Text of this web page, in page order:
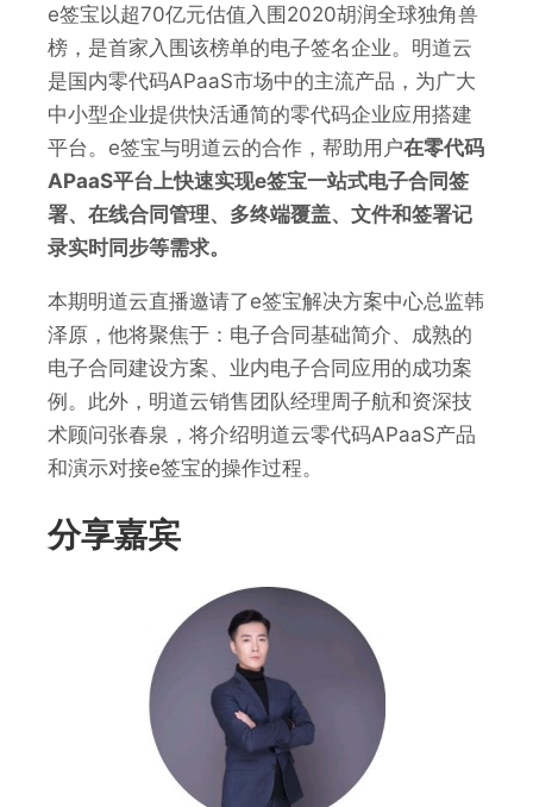
e签宝以超70亿元估值入围2020胡润全球独角兽
榜，是首家入围该榜单的电子签名企业。 明道云
是国内零代码APaaS市场中的主流产品，为广大
中小型企业提供快活通简的零代码企业应用搭建
平台。 e签宝与明道云的合作， 帮助用户在零代码
APaaS平台上快速实现e签宝一站式电子合同签
署、在线合同管理、 多终端覆盖、 文件和签署记
录实时同步等需求。
本期明道云直播邀请了e签宝解决方案中心总监韩
泽原 ，他将聚焦于： 电子合同基础简介、 成熟的
电子合同建设方案、 业内电子合同应用的成功案
例。 此外，明道云销售团队经理周子航和资深技
术顾问张春泉，将介绍明道云零代码APaaS产品
和演示对接e签宝的操作过程。
分享嘉宾